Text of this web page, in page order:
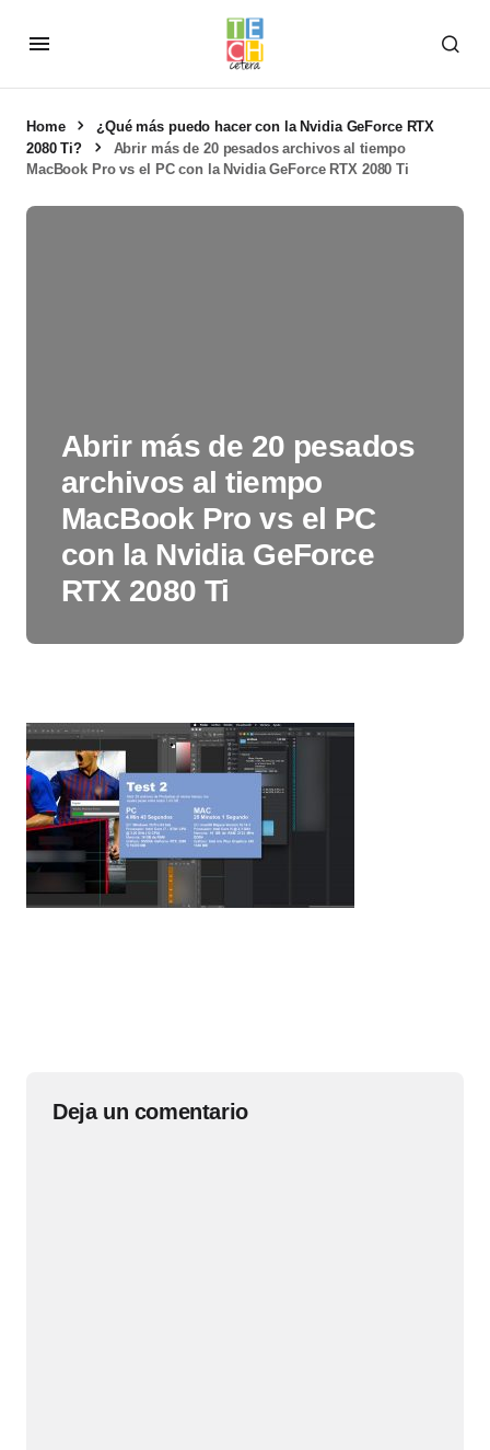
Home
¿Qué más puedo hacer con la Nvidia GeForce RTX
2080 Ti?
Abrir más de 20 pesados archivos al tiempo
MacBook Pro vs el PC con la Nvidia GeForce RTX 2080 Ti
Abrir más de 20 pesados
archivos al tiempo
MacBook Pro vs el PC
con la Nvidia GeForce
RTX 2080 Ti
Deja un comentario